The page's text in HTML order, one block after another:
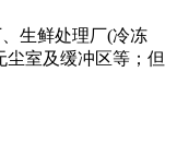
生鲜处理厂(冷冻
尘室及缓冲区等；但